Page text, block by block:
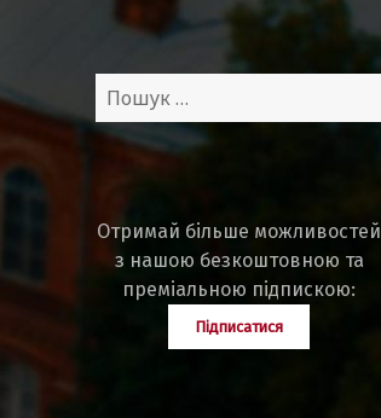
Пошук:
Отримай більше можливостей
з нашою безкоштовною та
преміальною підпискою:
Підписатися